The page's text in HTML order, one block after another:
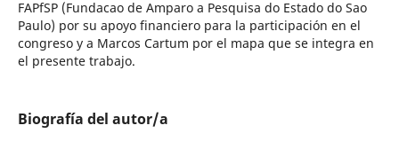
FAPfSP (Fundacao de Amparo a Pesquisa do Estado do Sao
Paulo) por su apoyo financiero para la participación en el
congreso y a Marcos Cartum por el mapa que se integra en
el presente trabajo.
Biografía del autor/a